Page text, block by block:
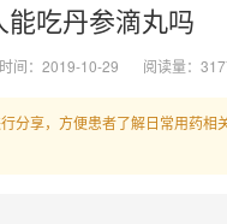
能吃丹参滴丸吗
间：2019-10-29 阅读量：
分享，方便患者了解日常用药相